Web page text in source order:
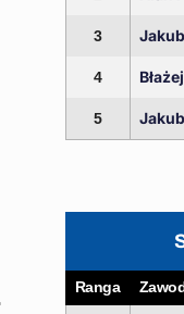
3
4
5
Ranga